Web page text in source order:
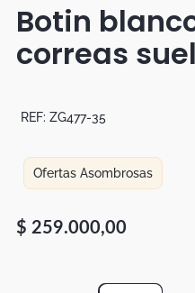
Botin
correas
REF: ZG477-35
Ofertas Asombrosas
$ 259.000,00
Duvet